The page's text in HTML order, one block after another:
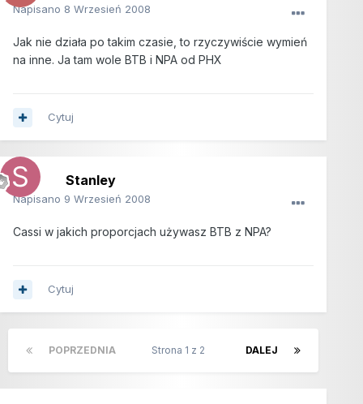
Napisano 8 Wrzesień 2008
Jak nie działa po takim czasie, to rzyczywiście wymień
na inne. Ja tam wole BTB i NPA od PHX
Cytuj
Stanley
Napisano 9 Wrzesień 2008
Cassi w jakich proporcjach używasz BTB z NPA?
Cytuj
POPRZEDNIA DALEJ
Strona 1 z 2